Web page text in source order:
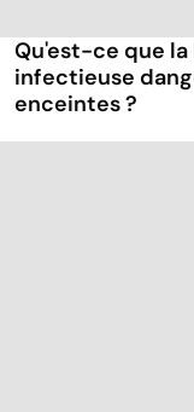
Qu'est-ce que
infectieuse
enceintes ?